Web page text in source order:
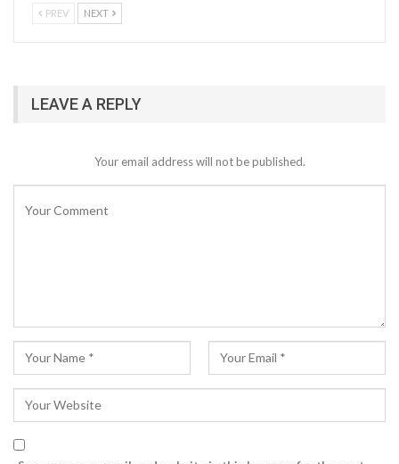
PREV NEXT
LEAVE A REPLY
Your email address will not be published.